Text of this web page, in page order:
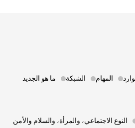
المهام الشبكة ما هو الجديد
النوع الاجتماعي، والمرأة، والسلام والأمن